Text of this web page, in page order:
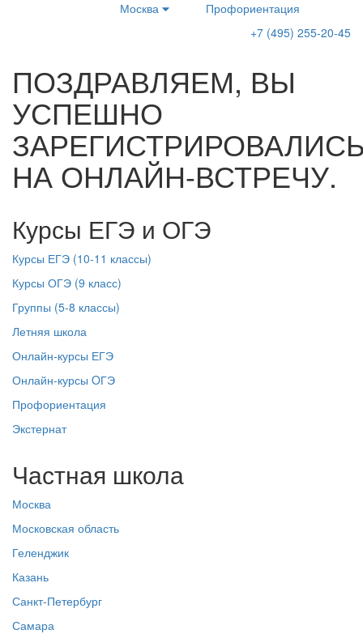
Москва
Профориентация
+7 (495) 255-20-45
ПОЗДРАВЛЯЕМ, ВЫ
УСПЕШНО
НА ОНЛАЙН-ВСТРЕЧУ.
Курсы ЕГЭ и ОГЭ
Курсы ЕГЭ (10-11 классы)
Курсы ОГЭ (9 класс)
Группы (5-8 классы)
Летняя школа
Онлайн-курсы ЕГЭ
Онлайн-курсы OГЭ
Профориентация
Экстернат
Частная школа
Москва
Московская область
Геленджик
Казань
Санкт-Петербург
Самара